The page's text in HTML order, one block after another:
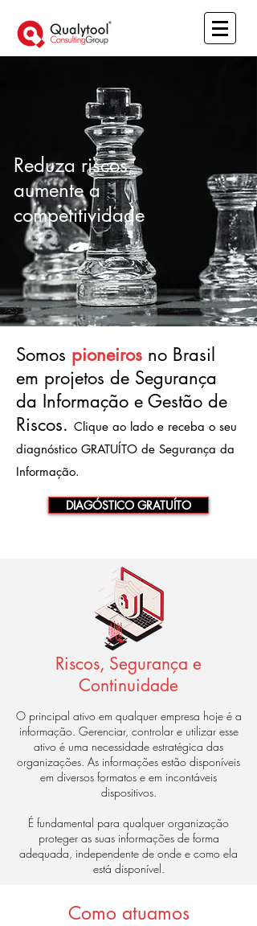
Reduza riscos,
aumente a
competitividade
Somos pioneiros no Brasil
em projetos de Segurança
da Informação e Gestão de
Riscos. Clique ao lado e receba o seu
diagnóstico GRATUÍTO de Segurança da
Informação.
DIAGÓSTICO GRATUÍTO
Riscos, Segurança e
Continuidade
O principal ativo em qualquer empresa hoje é a
informação. Gerenciar, controlar e utilizar esse
ativo é uma necessidade estratégica das
organizações. As informações estão disponíveis
em diversos formatos e em incontáveis
dispositivos.
É fundamental para qualquer organização
proteger as suas informações de forma
adequada, independente de onde e como ela
está disponível.
Como atuamos